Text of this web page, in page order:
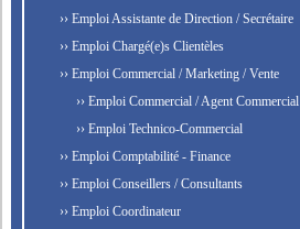
›› Emploi Assistante de Direction / Secrétaire
›› Emploi Chargé(e)s Clientèles
›› Emploi Commercial / Marketing / Vente
›› Emploi Commercial / Agent Commercial
›› Emploi Technico-Commercial
›› Emploi Comptabilité - Finance
›› Emploi Conseillers / Consultants
›› Emploi Coordinateur